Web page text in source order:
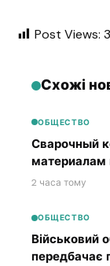
Post Views:
Схожі
ОБЩЕСТВО
Сварочный
материалам
2 часа тому
ОБЩЕСТВО
Військовий
передбачає